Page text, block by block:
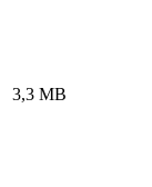
3,3 MB